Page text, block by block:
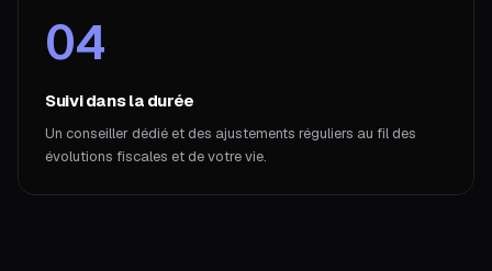
04
Suivi dans la durée
Un conseiller dédié et des ajustements réguliers au fil des
évolutions fiscales et de votre vie.